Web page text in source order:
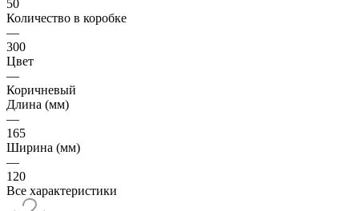
50
Количество в коробке
—
300
Цвет
—
Коричневый
Длина (мм)
—
165
Ширина (мм)
—
120
Все характеристики